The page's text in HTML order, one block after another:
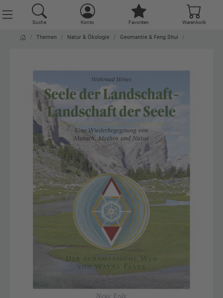
Suche Konto Favoriten Warenkorb
Themen Natur & Ökologie Geomantie & Feng Shui